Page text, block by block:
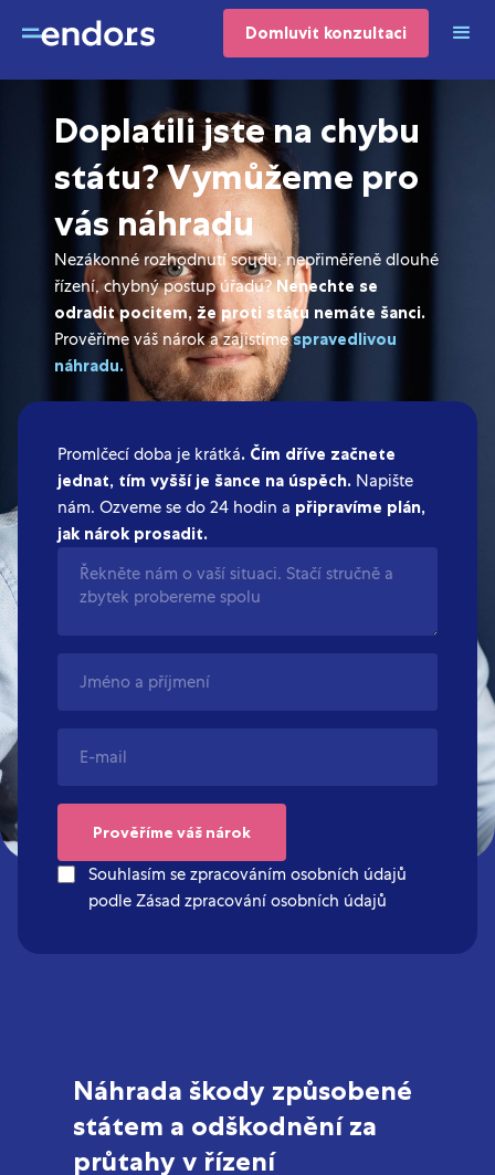
Domluvit konzultaci
Doplatili jste na chybu
státu? Vymůžeme pro
vás náhradu
Nezákonné rozhodnutí soudu, nepřiměřeně dlouhé
řízení, chybný postup úřadu?Nenechte se
odradit pocitem, že proti státu nemáte šanci.
Prověříme váš nárok a zajistímespravedlivou
náhradu.
Promlčecí doba je krátká. Čím dříve začnete
jednat, tím vyšší je šance na úspěch. Napište
nám. Ozveme se do 24 hodin a připravíme plán,
jak nárok prosadit.
Souhlasím se zpracováním osobních údajů
podle Zásad zpracování osobních údajů
Náhrada škody způsobené
státem a odškodnění za
průtahy v řízení